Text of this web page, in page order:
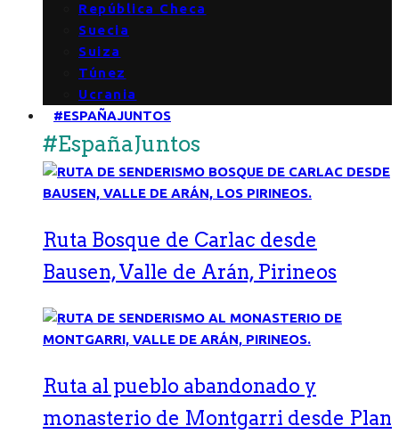
República Checa
Suecia
Suiza
Túnez
Ucrania
#ESPAÑAJUNTOS
#EspañaJuntos
Ruta Bosque de Carlac desde
Bausen, Valle de Arán, Pirineos
Ruta al pueblo abandonado y
monasterio de Montgarri desde Plan